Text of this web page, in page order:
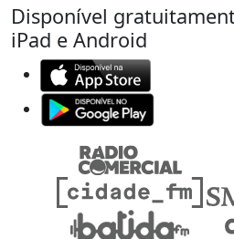
Disponível
iPad e Android